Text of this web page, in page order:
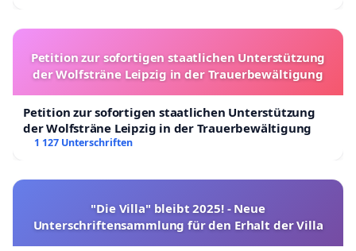
Petition zur sofortigen staatlichen Unterstützung
der Wolfsträne Leipzig in der Trauerbewältigung
Petition zur sofortigen staatlichen Unterstützung
der Wolfsträne Leipzig in der Trauerbewältigung
1 127 Unterschriften
"Die Villa" bleibt 2025! - Neue
Unterschriftensammlung für den Erhalt der Villa